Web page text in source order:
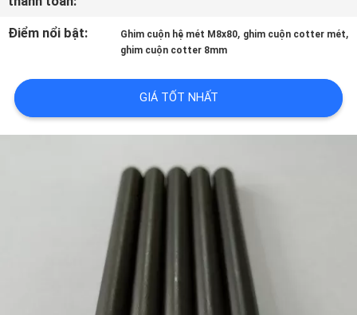
SOÁT
LƯỢNG
LIÊN
Điểm nổi bật: Ghim cuộn hệ mét M8x80, ghim cuộn cotter mét,
ghim cuộn cotter 8mm
GIÁ TỐT NHẤT